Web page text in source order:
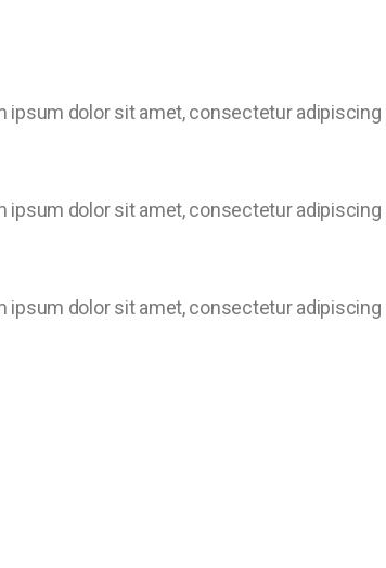
ipsum dolor sit amet, consectetur
ipsum dolor sit amet, consectetur
ipsum dolor sit amet, consectetur